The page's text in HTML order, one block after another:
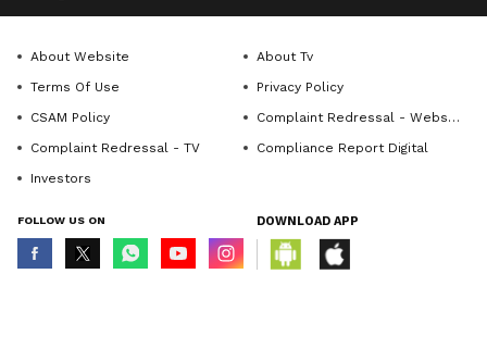
About Website
About Tv
Terms Of Use
Privacy Policy
CSAM Policy
Complaint Redressal - Website
Complaint Redressal - TV
Compliance Report Digital
Investors
FOLLOW US ON DOWNLOAD APP